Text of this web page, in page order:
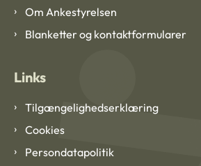
Om Ankestyrelsen
Blanketter og kontaktformularer
Links
Tilgængelighedserklæring
Cookies
Persondatapolitik